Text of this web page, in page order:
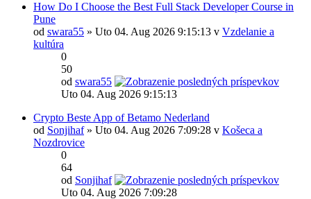
How Do I Choose the Best Full Stack Developer Course in
Pune
od swara55 » Uto 04. Aug 2026 9:15:13 v Vzdelanie a
kultúra
0
50
od swara55
Uto 04. Aug 2026 9:15:13
Crypto Beste App of Betamo Nederland
od Sonjihaf» Uto 04. Aug 2026 7:09:28 v Košeca a
Nozdrovice
0
64
od Sonjihaf
Uto 04. Aug 2026 7:09:28